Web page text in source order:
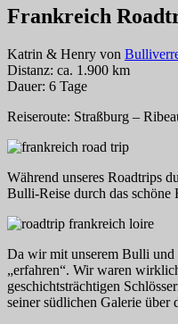
Frankreich
Katrin & Henry von
Distanz: ca. 1.900 km
Dauer: 6 Tage
Reiseroute: Straßburg –
Während unseres Roadtrips
Bulli-Reise durch das schöne
Da wir mit unserem Bulli und
„erfahren“. Wir waren
geschichtsträchtigen
seiner südlichen Galerie über